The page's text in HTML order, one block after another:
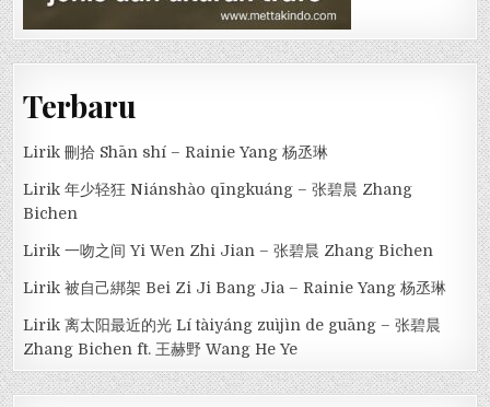
Terbaru
Lirik 刪拾 Shān shí – Rainie Yang 杨丞琳
Lirik 年少轻狂 Niánshào qīngkuáng – 张碧晨 Zhang
Bichen
Lirik 一吻之间 Yi Wen Zhi Jian – 张碧晨 Zhang Bichen
Lirik 被自己綁架 Bei Zi Ji Bang Jia – Rainie Yang 杨丞琳
Lirik 离太阳最近的光 Lí tàiyáng zuìjìn de guāng – 张碧晨
Zhang Bichen ft. 王赫野 Wang He Ye